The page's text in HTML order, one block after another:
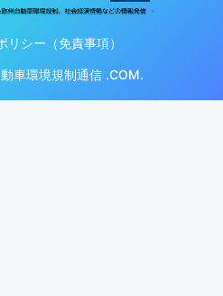
リシー（免責事項）
車環境規制通信 .COM.